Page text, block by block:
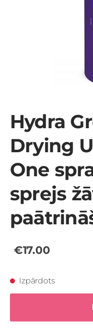
Hydra
Drying
One
sprejs
€17.00
Izpārdots